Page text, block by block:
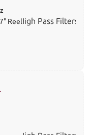
Reel High Pass Filters